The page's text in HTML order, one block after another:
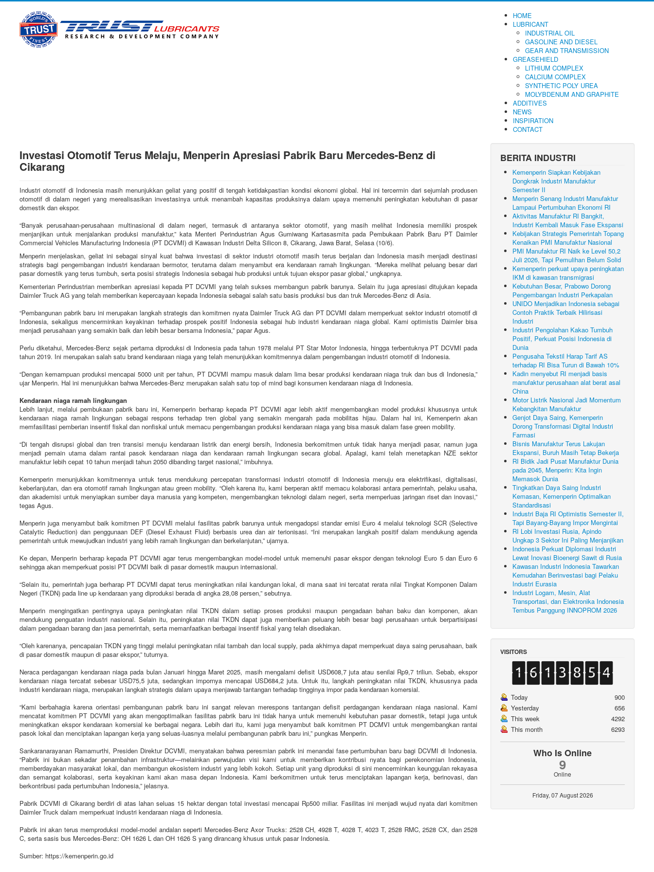
HOME
LUBRICANT
INDUSTRIAL OIL
GASOLINE AND DIESEL
GEAR AND TRANSMISSION
GREASEHIELD
LITHIUM COMPLEX
CALCIUM COMPLEX
SYNTHETIC POLY UREA
MOLYBDENUM AND GRAPHITE
ADDITIVES
NEWS
INSPIRATION
CONTACT
Investasi Otomotif Terus Melaju, Menperin Apresiasi Pabrik Baru Mercedes-Benz di
Cikarang
Industri otomotif di Indonesia masih menunjukkan geliat yang positif di tengah ketidakpastian kondisi ekonomi global. Hal ini tercermin dari sejumlah produsen
otomotif di dalam negeri yang merealisasikan investasinya untuk menambah kapasitas produksinya dalam upaya memenuhi peningkatan kebutuhan di pasar
domestik dan ekspor.
“Banyak perusahaan-perusahaan multinasional di dalam negeri, termasuk di antaranya sektor otomotif, yang masih melihat Indonesia memiliki prospek
menjanjikan untuk menjalankan produksi manufaktur,” kata Menteri Perindustrian Agus Gumiwang Kartasasmita pada Pembukaan Pabrik Baru PT Daimler
Commercial Vehicles Manufacturing Indonesia (PT DCVMI) di Kawasan Industri Delta Silicon 8, Cikarang, Jawa Barat, Selasa (10/6).
Menperin menjelaskan, geliat ini sebagai sinyal kuat bahwa investasi di sektor industri otomotif masih terus berjalan dan Indonesia masih menjadi destinasi
strategis bagi pengembangan industri kendaraan bermotor, terutama dalam menyambut era kendaraan ramah lingkungan. “Mereka melihat peluang besar dari
pasar domestik yang terus tumbuh, serta posisi strategis Indonesia sebagai hub produksi untuk tujuan ekspor pasar global,” ungkapnya.
Kementerian Perindustrian memberikan apresiasi kepada PT DCVMI yang telah sukses membangun pabrik barunya. Selain itu juga apresiasi ditujukan kepada
Daimler Truck AG yang telah memberikan kepercayaan kepada Indonesia sebagai salah satu basis produksi bus dan truk Mercedes-Benz di Asia.
“Pembangunan pabrik baru ini merupakan langkah strategis dan komitmen nyata Daimler Truck AG dan PT DCVMI dalam memperkuat sektor industri otomotif di
Indonesia, sekaligus mencerminkan keyakinan terhadap prospek positif Indonesia sebagai hub industri kendaraan niaga global. Kami optimistis Daimler bisa
menjadi perusahaan yang semakin baik dan lebih besar bersama Indonesia,” papar Agus.
Perlu diketahui, Mercedes-Benz sejak pertama diproduksi di Indonesia pada tahun 1978 melalui PT Star Motor Indonesia, hingga terbentuknya PT DCVMI pada
tahun 2019. Ini merupakan salah satu brand kendaraan niaga yang telah menunjukkan komitmennya dalam pengembangan industri otomotif di Indonesia.
“Dengan kemampuan produksi mencapai 5000 unit per tahun, PT DCVMI mampu masuk dalam lima besar produksi kendaraan niaga truk dan bus di Indonesia,”
ujar Menperin. Hal ini menunjukkan bahwa Mercedes-Benz merupakan salah satu top of mind bagi konsumen kendaraan niaga di Indonesia.
Kendaraan niaga ramah lingkungan
Lebih lanjut, melalui pembukaan pabrik baru ini, Kemenperin berharap kepada PT DCVMI agar lebih aktif mengembangkan model produksi khususnya untuk
kendaraan niaga ramah lingkungan sebagai respons terhadap tren global yang semakin mengarah pada mobilitas hijau. Dalam hal ini, Kemenperin akan
memfasilitasi pemberian insentif fiskal dan nonfiskal untuk memacu pengembangan produksi kendaraan niaga yang bisa masuk dalam fase green mobility.
“Di tengah disrupsi global dan tren transisi menuju kendaraan listrik dan energi bersih, Indonesia berkomitmen untuk tidak hanya menjadi pasar, namun juga
menjadi pemain utama dalam rantai pasok kendaraan niaga dan kendaraan ramah lingkungan secara global. Apalagi, kami telah menetapkan NZE sektor
manufaktur lebih cepat 10 tahun menjadi tahun 2050 dibanding target nasional,” imbuhnya.
Kemenperin menunjukkan komitmennya untuk terus mendukung percepatan transformasi industri otomotif di Indonesia menuju era elektrifikasi, digitalisasi,
keberlanjutan, dan era otomotif ramah lingkungan atau green mobility. “Oleh karena itu, kami berperan aktif memacu kolaborasi antara pemerintah, pelaku usaha,
dan akademisi untuk menyiapkan sumber daya manusia yang kompeten, mengembangkan teknologi dalam negeri, serta memperluas jaringan riset dan inovasi,”
tegas Agus.
Menperin juga menyambut baik komitmen PT DCVMI melalui fasilitas pabrik barunya untuk mengadopsi standar emisi Euro 4 melalui teknologi SCR (Selective
Catalytic Reduction) dan penggunaan DEF (Diesel Exhaust Fluid) berbasis urea dan air terionisasi. “Ini merupakan langkah positif dalam mendukung agenda
pemerintah untuk mewujudkan industri yang lebih ramah lingkungan dan berkelanjutan,” ujarnya.
Ke depan, Menperin berharap kepada PT DCVMI agar terus mengembangkan model-model untuk memenuhi pasar ekspor dengan teknologi Euro 5 dan Euro 6
sehingga akan memperkuat posisi PT DCVMI baik di pasar domestik maupun internasional.
“Selain itu, pemerintah juga berharap PT DCVMI dapat terus meningkatkan nilai kandungan lokal, di mana saat ini tercatat rerata nilai Tingkat Komponen Dalam
Negeri (TKDN) pada line up kendaraan yang diproduksi berada di angka 28,08 persen,” sebutnya.
Menperin mengingatkan pentingnya upaya peningkatan nilai TKDN dalam setiap proses produksi maupun pengadaan bahan baku dan komponen, akan
mendukung penguatan industri nasional. Selain itu, peningkatan nilai TKDN dapat juga memberikan peluang lebih besar bagi perusahaan untuk berpartisipasi
dalam pengadaan barang dan jasa pemerintah, serta memanfaatkan berbagai insentif fiskal yang telah disediakan.
“Oleh karenanya, pencapaian TKDN yang tinggi melalui peningkatan nilai tambah dan local supply, pada akhirnya dapat memperkuat daya saing perusahaan, baik
di pasar domestik maupun di pasar ekspor,” tuturnya.
Neraca perdagangan kendaraan niaga pada bulan Januari hingga Maret 2025, masih mengalami defisit USD608,7 juta atau senilai Rp9,7 triliun. Sebab, ekspor
kendaraan niaga tercatat sebesar USD75,5 juta, sedangkan impornya mencapai USD684,2 juta. Untuk itu, langkah peningkatan nilai TKDN, khususnya pada
industri kendaraan niaga, merupakan langkah strategis dalam upaya menjawab tantangan terhadap tingginya impor pada kendaraan komersial.
“Kami berbahagia karena orientasi pembangunan pabrik baru ini sangat relevan merespons tantangan defisit perdagangan kendaraan niaga nasional. Kami
mencatat komitmen PT DCVMI yang akan mengoptimalkan fasilitas pabrik baru ini tidak hanya untuk memenuhi kebutuhan pasar domestik, tetapi juga untuk
meningkatkan ekspor kendaraan komersial ke berbagai negara. Lebih dari itu, kami juga menyambut baik komitmen PT DCMVI untuk mengembangkan rantai
pasok lokal dan menciptakan lapangan kerja yang seluas-luasnya melalui pembangunan pabrik baru ini,” pungkas Menperin.
Sankaranarayanan Ramamurthi, Presiden Direktur DCVMI, menyatakan bahwa peresmian pabrik ini menandai fase pertumbuhan baru bagi DCVMI di Indonesia.
“Pabrik ini bukan sekadar penambahan infrastruktur—melainkan perwujudan visi kami untuk memberikan kontribusi nyata bagi perekonomian Indonesia,
memberdayakan masyarakat lokal, dan membangun ekosistem industri yang lebih kokoh. Setiap unit yang diproduksi di sini mencerminkan keunggulan rekayasa
dan semangat kolaborasi, serta keyakinan kami akan masa depan Indonesia. Kami berkomitmen untuk terus menciptakan lapangan kerja, berinovasi, dan
berkontribusi pada pertumbuhan Indonesia,” jelasnya.
Pabrik DCVMI di Cikarang berdiri di atas lahan seluas 15 hektar dengan total investasi mencapai Rp500 miliar. Fasilitas ini menjadi wujud nyata dari komitmen
Daimler Truck dalam memperkuat industri kendaraan niaga di Indonesia.
Pabrik ini akan terus memproduksi model-model andalan seperti Mercedes-Benz Axor Trucks: 2528 CH, 4928 T, 4028 T, 4023 T, 2528 RMC, 2528 CX, dan 2528
C, serta sasis bus Mercedes-Benz: OH 1626 L dan OH 1626 S yang dirancang khusus untuk pasar Indonesia.
Sumber: https://kemenperin.go.id
BERITA INDUSTRI
Kemenperin Siapkan Kebijakan
Dongkrak Industri Manufaktur
Semester II
Menperin Senang Industri Manufaktur
Lampaui Pertumbuhan Ekonomi RI
Aktivitas Manufaktur RI Bangkit,
Industri Kembali Masuk Fase Ekspansi
Kebijakan Strategis Pemerintah Topang
Kenaikan PMI Manufaktur Nasional
PMI Manufaktur RI Naik ke Level 50,2
Juli 2026, Tapi Pemulihan Belum Solid
Kemenperin perkuat upaya peningkatan
IKM di kawasan transmigrasi
Kebutuhan Besar, Prabowo Dorong
Pengembangan Industri Perkapalan
UNIDO Menjadikan Indonesia sebagai
Contoh Praktik Terbaik Hilirisasi
Industri
Industri Pengolahan Kakao Tumbuh
Positif, Perkuat Posisi Indonesia di
Dunia
Pengusaha Tekstil Harap Tarif AS
terhadap RI Bisa Turun di Bawah 10%
Kadin menyebut RI menjadi basis
manufaktur perusahaan alat berat asal
China
Motor Listrik Nasional Jadi Momentum
Kebangkitan Manufaktur
Genjot Daya Saing, Kemenperin
Dorong Transformasi Digital Industri
Farmasi
Bisnis Manufaktur Terus Lakujan
Ekspansi, Buruh Masih Tetap Bekerja
RI Bidik Jadi Pusat Manufaktur Dunia
pada 2045, Menperin: Kita Ingin
Memasok Dunia
Tingkatkan Daya Saing Industri
Kemasan, Kemenperin Optimalkan
Standardisasi
Industri Baja RI Optimistis Semester II,
Tapi Bayang-Bayang Impor Mengintai
RI Lobi Investasi Rusia, Apindo
Ungkap 3 Sektor Ini Paling Menjanjikan
Indonesia Perkuat Diplomasi Industri
Lewat Inovasi Bioenergi Sawit di Rusia
Kawasan Industri Indonesia Tawarkan
Kemudahan Berinvestasi bagi Pelaku
Industri Eurasia
Industri Logam, Mesin, Alat
Transportasi, dan Elektronika Indonesia
Tembus Panggung INNOPROM 2026
VISITORS
Today
900
Yesterday
656
This week
4292
This month
6293
Who Is Online
9
Online
Friday, 07 August 2026